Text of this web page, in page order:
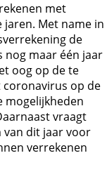
met
Met name in
de
nog maar één jaar
oog op de te
coronavirus op de
mogelijkheden
vraagt
van dit jaar voor
verrekenen